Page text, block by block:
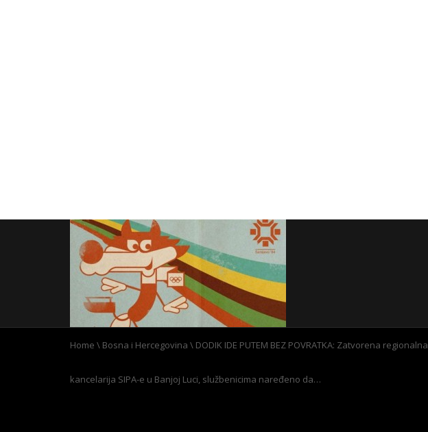
Home \ Bosna i Hercegovina \ DODIK IDE PUTEM BEZ POVRATKA: Zatvorena regionalna
kancelarija SIPA-e u Banjoj Luci, službenicima naređeno da…